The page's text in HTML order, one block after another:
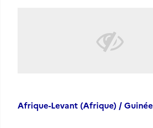
Afrique-Levant (Afrique) / Guinée